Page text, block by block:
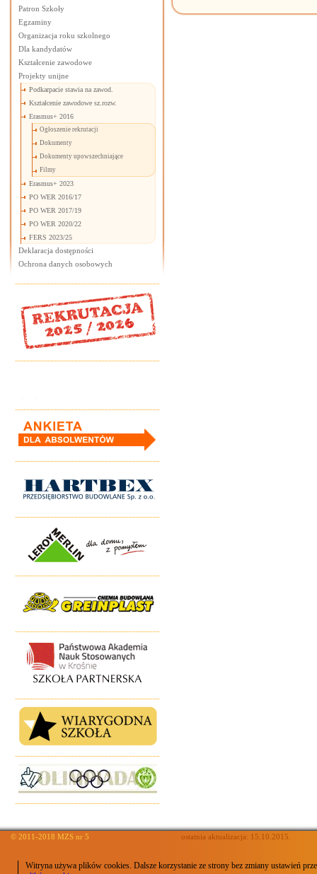
Patron Szkoły
Egzaminy
Organizacja roku szkolnego
Dla kandydatów
Kształcenie zawodowe
Projekty unijne
Podkarpacie stawia na zawod.
Kształcenie zawodowe sz.rozw.
Erasmus+ 2016
Ogłoszenie rekrutacji
Dokumenty
Dokumenty upowszechniające
Filmy
Erasmus+ 2023
PO WER 2016/17
PO WER 2017/19
PO WER 2020/22
FERS 2023/25
Deklaracja dostępności
Ochrona danych osobowych
© 2011-2018 MZS nr 5 ostatnia aktualizacja: 15.10.2015.
Witryna używa plików cookies. Dalsze korzystanie ze strony bez zmiany ustawień